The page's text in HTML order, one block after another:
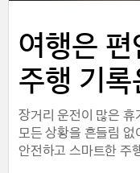
여행은 편
주행 기록
장거리 운전이 많은 휴
모든 상황을 흔들림 없
안전하고 스마트한 주